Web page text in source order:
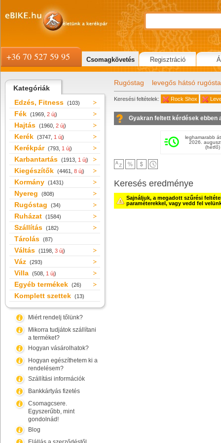
Kategóriák
Edzés, Fitness (103)
Fék (1969, 2 új)
Hajtás (1960, 2 új)
Kerék (3747, 1 új)
Kerékpár (793, 1 új)
Karbantartás (1913, 1 új)
Kiegészítők (4461, 8 új)
Kormány (1431)
Nyereg (808)
Rugóstag (34)
Ruházat (1584)
Szállítás (182)
Tárolás (87)
Váltás (1198, 3 új)
Váz (293)
Villa (508, 1 új)
Egyéb termékek (26)
Komplett szettek (13)
Miért rendelj tőlünk?
Mikorra tudjátok szállítani
a terméket?
Hogyan vásárolhatok?
Hogyan egészíthetem ki a
rendelésem?
Szállítási információk
Bankkártyás fizetés
Csomagcsere.
Egyszerűbb, mint
gondolnád!
Blog
Rugóstag levegős hátsó
Keresési feltételek: Rock Shox
Gyakran feltett kérdések ebben
leghamarabb
2026.
(hétfő)
Keresés eredménye
Sajnáljuk, a megadott szűrési
paraméterekkel, vagy vedd fel
+36 70 527 59 95 Csomagkövetés Regisztráció